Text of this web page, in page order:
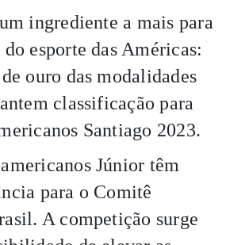
ingrediente a mais para
esporte das Américas:
ouro das modalidades
classificação para
Santiago 2023.
Júnior têm
para o Comitê
A competição surge